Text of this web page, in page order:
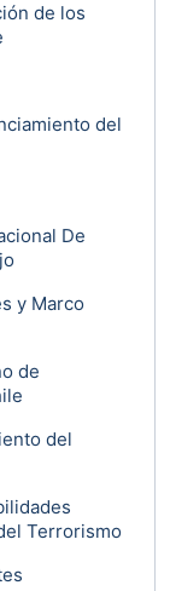
de los
del
De
y Marco
de
del
Terrorismo